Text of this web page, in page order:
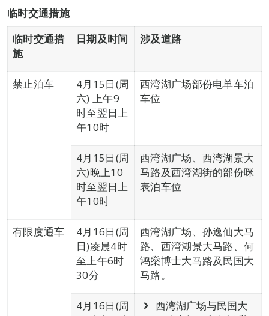
临时交通措施
临时交通措
施
日期及时间 涉及道路
禁止泊车
4月15日(周
六) 上午9
时至翌日上
午10时
西湾湖广场部份电单车泊
车位
4月15日(周
六)晚上10
时至翌日上
午10时
西湾湖广场、西湾湖景大
马路及西湾湖街的部份咪
表泊车位
有限度通车
4月16日(周
日)凌晨4时
至上午6时
30分
西湾湖广场、孙逸仙大马
路、西湾湖景大马路、何
鸿燊博士大马路及民国大
马路。
4月16日(周
西湾湖广场与民国大